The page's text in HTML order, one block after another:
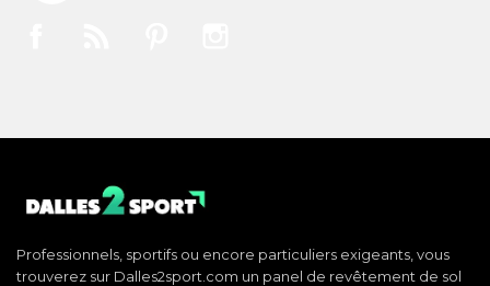
Professionnels, sportifs ou encore particuliers exigeants, vous
trouverez sur Dalles2sport.com un panel de revêtement de sol